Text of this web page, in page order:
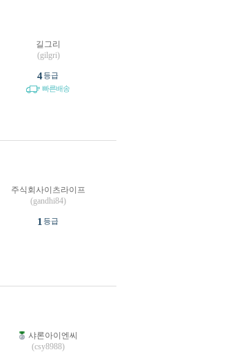
길그리
(gilgri)
4등급
빠른배송
주식회사이츠라이프
(gandhi84)
1 등급
샤론아이엔씨
(csy8988)